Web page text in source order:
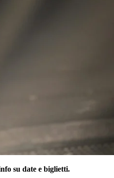
su date e biglietti.